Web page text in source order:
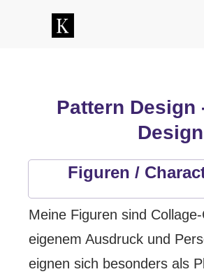
Pattern Design
Design
Figuren /
Meine Figuren sind
eigenem Ausdruck und
eignen sich besonders als